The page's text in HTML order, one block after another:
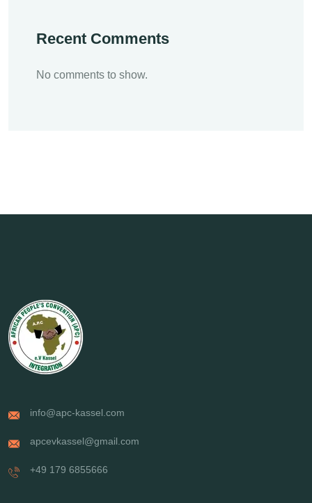
Recent Comments
No comments to show.
info@apc-kassel.com
apcevkassel@gmail.com
+49 179 6855666